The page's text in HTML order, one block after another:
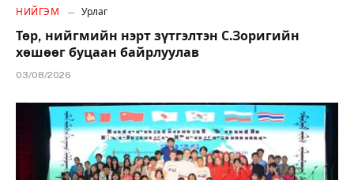
НИЙГЭМ Урлаг
Төр, нийгмийн нэрт зүтгэлтэн С.Зоригийн
хөшөөг буцаан байрлуулав
03/08/2026